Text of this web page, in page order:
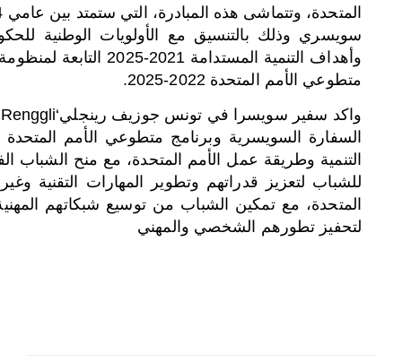
سويسري وذلك بالتنسيق مع الأولويات الوطنية
وأهداف التنمية
متطوعي الأمم المتحدة 2022-2025
.
واكد سفير سويسرا في تونس جوزيف رينجلي
السفارة السويسرية وبرنامج متطوعي الأمم
التنمية وطريقة عمل الأمم المتحدة، مع منح الشباب
للشباب لتعزيز قدراتهم وتطوير المهارات التقنية
المتحدة، مع تمكين الشباب من توسيع شبكاتهم
لتحفيز تطورهم الشخصي والمهني